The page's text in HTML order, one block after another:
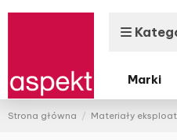
Marki
Strona główna Materiały